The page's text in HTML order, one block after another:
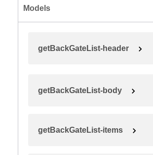
Models
getBackGateList-header
getBackGateList-body
getBackGateList-items